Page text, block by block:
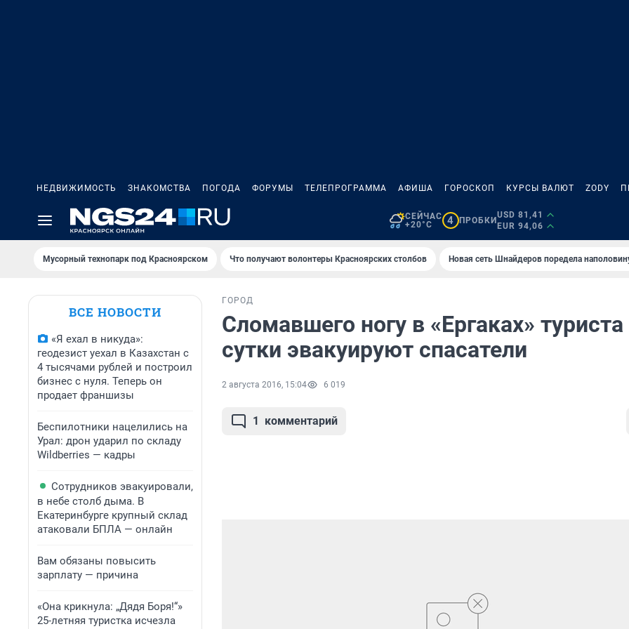
НЕДВИЖИМОСТЬ ЗНАКОМСТВА ПОГОДА ФОРУМЫ ТЕЛЕПРОГРАММА АФИША ГОРОСКОП КУРСЫ ВАЛЮТ ZODY
СЕЙЧАС
+20°C
4 ПРОБКИ
USD 81,41
EUR 94,06
Мусорный технопарк под Крaсноярском Что получают волонтеры Красноярских столбов Новая сеть Шнайдеров поредела
ВСЕ НОВОСТИ
«Я ехал в никуда»:
геодезист уехал в Казахстан с
4 тысячами рублей и построил
бизнес с нуля. Теперь он
продает франшизы
Беспилотники нацелились на
Урал: дрон ударил по складу
Wildberries — кадры
Сотрудников эвакуировали,
в небе столб дыма. В
Екатеринбурге крупный склад
атаковали БПЛА — онлайн
Вам обязаны повысить
зарплату — причина
«Она крикнула: „Дядя Боря!“»
25-летняя туристка исчезла
ГОРОД
Сломавшего ногу в «Ергаках»
сутки эвакуируют спасатели
2 августа 2016, 15:04 6 019
1 комментарий